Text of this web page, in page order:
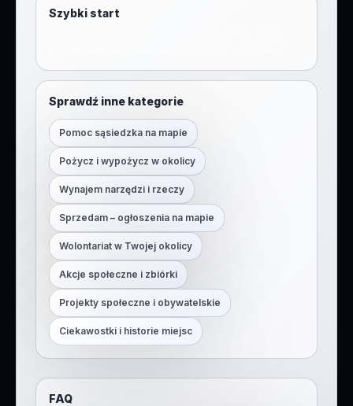
Szybki start
Sprawdź inne kategorie
Pomoc sąsiedzka na mapie
Pożycz i wypożycz w okolicy
Wynajem narzędzi i rzeczy
Sprzedam – ogłoszenia na mapie
Wolontariat w Twojej okolicy
Akcje społeczne i zbiórki
Projekty społeczne i obywatelskie
Ciekawostki i historie miejsc
FAQ